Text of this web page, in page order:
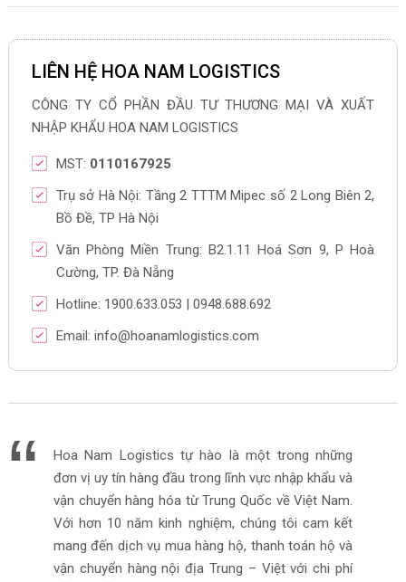
LIÊN HỆ HOA NAM LOGISTICS
CÔNG TY CỔ PHẦN ĐẦU TƯ THƯƠNG MẠI VÀ XUẤT
NHẬP KHẨU HOA NAM LOGISTICS
MST: 0110167925
Trụ sở Hà Nội: Tầng 2 TTTM Mipec số 2 Long Biên 2,
Bồ Đề, TP Hà Nội
Văn Phòng Miền Trung: B2.1.11 Hoá Sơn 9, P Hoà
Cường, TP. Đà Nẵng
Hotline: 1900.633.053 | 0948.688.692
Email: info@hoanamlogistics.com
Hoa Nam Logistics tự hào là một trong những
đơn vị uy tín hàng đầu trong lĩnh vực nhập khẩu và
vận chuyển hàng hóa từ Trung Quốc về Việt Nam.
Với hơn 10 năm kinh nghiệm, chúng tôi cam kết
mang đến dịch vụ mua hàng hộ, thanh toán hộ và
vận chuyển hàng nội địa Trung – Việt với chi phí